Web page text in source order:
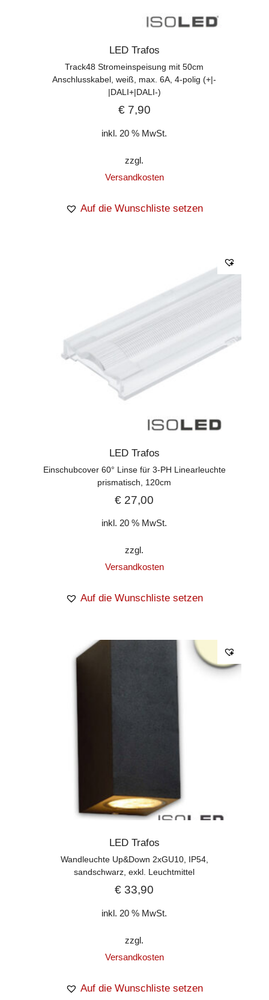
LED Trafos
Track48 Stromeinspeisung mit 50cm
Anschlusskabel, weiß, max. 6A, 4-polig (+|-
|DALI+|DALI-)
€7,90
inkl. 20 % MwSt.
zzgl.
Versandkosten
Auf die Wunschliste setzen
LED Trafos
Einschubcover 60° Linse für 3-PH Linearleuchte
prismatisch, 120cm
€ 27,00
inkl. 20 % MwSt.
zzgl.
Versandkosten
Auf die Wunschliste setzen
LED Trafos
Wandleuchte Up&Down 2xGU10, IP54,
sandschwarz, exkl. Leuchtmittel
€ 33,90
inkl. 20 % MwSt.
zzgl.
Versandkosten
Auf die Wunschliste setzen